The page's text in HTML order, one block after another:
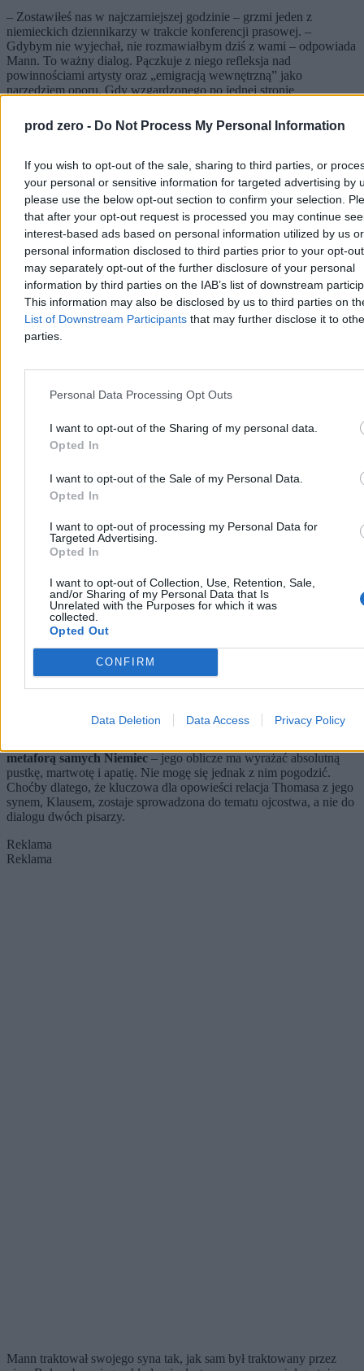
prod zero - Do Not Process My Personal Information
If you wish to opt-out of the sale, sharing to third parties, or
your personal or sensitive information for targeted advertising by
please use the below opt-out section to confirm your selection.
that after your opt-out request is processed you may continue
interest-based ads based on personal information utilized by us or
personal information disclosed to third parties prior to your opt-
may separately opt-out of the further disclosure of your personal
information by third parties on the IAB’s list of downstream
This information may also be disclosed by us to third parties on
List of Downstream Participants that may further disclose it to
parties.
Personal Data Processing Opt Outs
I want to opt-out of the Sharing of my personal data.
Opted In
I want to opt-out of the Sale of my Personal Data.
Opted In
I want to opt-out of processing my Personal Data for
Targeted Advertising.
Opted In
I want to opt-out of Collection, Use, Retention, Sale,
and/or Sharing of my Personal Data that Is
Unrelated with the Purposes for which it was
collected.
Opted Out
CONFIRM
Data Deletion Data Access Privacy Policy
– Zostawiłeś nas w najczarniejszej godzinie – grzmi jeden z
niemieckich dziennikarzy w trakcie konferencji prasowej. –
Gdybym nie wyjechał, nie rozmawiałbym dziś z wami – odpowiada
Mann. To ważny dialog. Pączkuje z niego refleksja nad
powinnościami artysty oraz „emigracją wewnętrzną” jako
narzędziem oporu. Gdy wzgardzonego po jednej stronie
herosa, staje się ona sednem filmu.
W początkowych partiach „Ojczyzny” Pawlikowski
rozsmakowuje się w kapitalnych, obyczajowych winietach.
Fantastyczna jest choćby scena, w której Erika ustawia do pionu
swojego byłego męża, uwiedzionego przez nazizm wybitnego
aktora Gustafa Gründgensa. Podoba mi się również subtelność w
portretowaniu relacji ojca i córki – to związek rozpisany na drobne
gesty, skrawki zdań, ledwie zauważalne zmiany w języku ciała.
Pobyt Mannów w Weimarze jest dla odmiany festiwalem
socrealistycznego absurdu; od chłopięcego chóru, który wita
bohaterów po drugiej stronie tęczy, po dyskusje z radzieckim
taszczy na barkach Erika.
maj 2026 (fot. Zero.pl)
metaforą samych Niemiec – jego oblicze ma wyrażać absolutną
pustkę, martwotę i apatię. Nie mogę się jednak z nim pogodzić.
Choćby dlatego, że kluczowa dla opowieści relacja Thomasa z jego
synem, Klausem, zostaje sprowadzona do tematu ojcostwa, a nie do
dialogu dwóch pisarzy.
Reklama
Reklama
Mann traktował swojego syna tak, jak sam był traktowany przez